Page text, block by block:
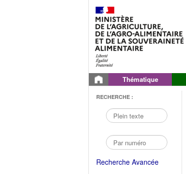
Thématique
RECHERCHE :
Recherche Avancée